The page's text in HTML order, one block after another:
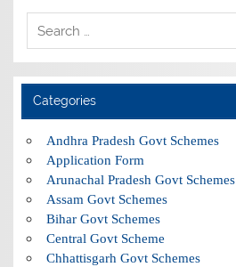
Categories
Andhra Pradesh Govt Schemes
Application Form
Arunachal Pradesh Govt Schemes
Assam Govt Schemes
Bihar Govt Schemes
Central Govt Scheme
Chhattisgarh Govt Schemes